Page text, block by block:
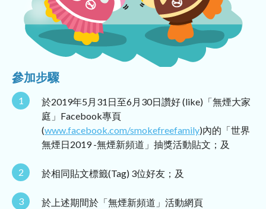
參加步驟
1
於2019年5月31日至6月30日讚好 (like)「無煙大家
庭」Facebook專頁
(www.facebook.com/smokefreefamily)內的「世界
無煙日2019 -無煙新頻道」抽獎活動貼文；及
2 於相同貼文標籤(Tag) 3位好友；及
3
於上述期間於「無煙新頻道」活動網頁